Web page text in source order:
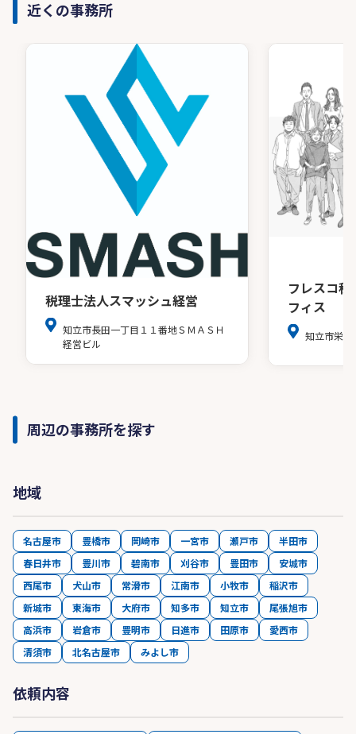
近くの事務所
税理士法人スマッシュ経営
知立市長田一丁目１１番地ＳＭＡＳＨ
経営ビル
フレスコ
フィス
知立市栄2
周辺の事務所を探す
地域
名古屋市 豊橋市 岡崎市 一宮市 瀬戸市
半田市
春日井市
豊川市 碧南市 刈谷市 豊田市
安城市
西尾市
犬山市 常滑市 江南市 小牧市
稲沢市
新城市
東海市 大府市 知多市 知立市
尾張旭市
高浜市
岩倉市 豊明市 日進市 田原市
愛西市
清須市
北名古屋市 みよし市
依頼内容